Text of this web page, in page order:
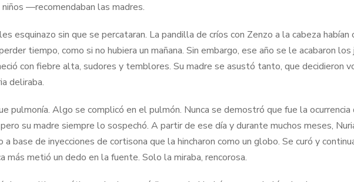
—recomendaban las madres.
esquinazo sin que se percataran. La pandilla de críos con Zenzo a la cabeza habían
tiempo, como si no hubiera un mañana. Sin embargo, ese año se le acabaron los
con fiebre alta, sudores y temblores. Su madre se asustó tanto, que decidieron
deliraba.
pulmonía. Algo se complicó en el pulmón. Nunca se demostró que fue la
su madre siempre lo sospechó. A partir de ese día y durante muchos meses,
base de inyecciones de cortisona que la hincharon como un globo. Se curó y
más metió un dedo en la fuente. Solo la miraba, rencorosa.